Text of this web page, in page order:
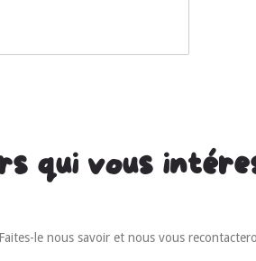
qui vous
Faites-le nous savoir et nous vous